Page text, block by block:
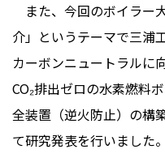
また、今回のボイラー
介」というテーマで三浦
カーボンニュートラルに
CO₂排出ゼロの水素燃料
全装置（逆火防止）の構
て研究発表を行いました。